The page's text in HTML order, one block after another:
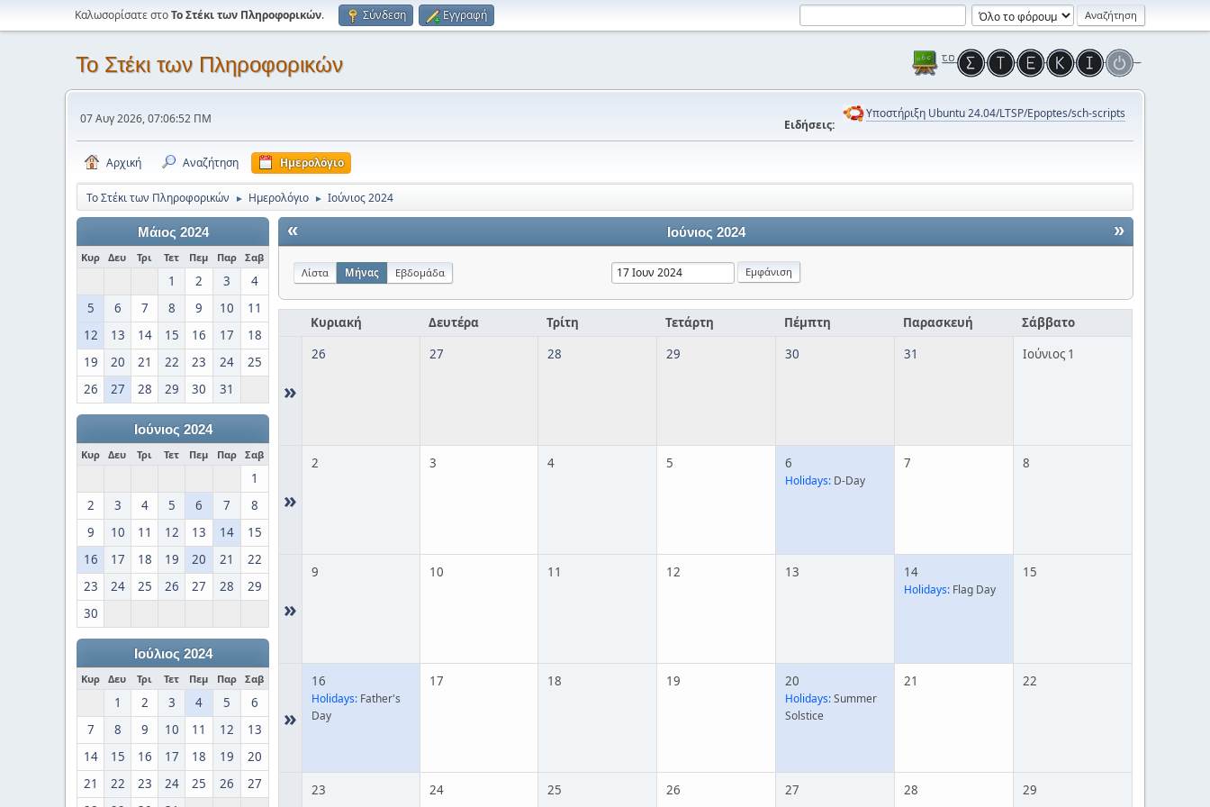
Καλωσορίσατε στοΤο Στέκι των Πληροφορικών. Σύνδεση Εγγραφή
Το Στέκι των Πληροφορικών
07 Αυγ 2026, 07:06:52 ΠΜ Ειδήσεις:
Υποστήριξη Ubuntu 24.04/LTSP/Epoptes/sch-scripts
Αρχική Αναζήτηση Ημερολόγιο
Το Στέκι των Πληροφορικών ► Ημερολόγιο ► Ιούνιος 2024
Μάιος 2024
Κυρ Δευ Τρι Τετ Πεμ Παρ Σαβ
1 2 3
4
5
6 7 8 9 10
11
12
13 14 15 16 17
18
19
20 21 22 23 24
25
26
27 28 29 30 31
Ιούνιος 2024
Κυρ Δευ Τρι Τετ Πεμ Παρ Σαβ
1
2
3 4 5 6 7
8
9
10 11 12 13 14
15
16
17 18 19 20 21
22
23
24 25 26 27 28
29
30
Ιούλιος 2024
Κυρ Δευ Τρι Τετ Πεμ Παρ Σαβ
1 2 3 4 5
6
7
8 9 10 11 12
13
14
15 16 17 18 19
20
21
22 23 24 25 26
27
« »
Ιούνιος 2024
Λίστα Μήνας Εβδομάδα
Κυριακή Δευτέρα Τρίτη Τετάρτη Πέμπτη Παρασκευή Σάββατο
»
26 27 28 29 30 31 Ιούνιος 1
»
2 3 4 5 6
Holidays: D-Day
7 8
»
9 10 11 12 13 14
Holidays: Flag Day
15
»
16
Holidays: Father's
Day
17 18 19 20
Holidays:Summer
Solstice
21 22
23 24 25 26 27 28 29